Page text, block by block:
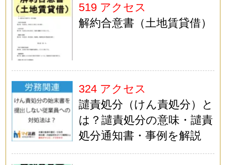
519 アクセス
解約合意書（土地賃貸借）
324 アクセス
譴責処分（けん責処分）と
は？譴責処分の意味・譴責
処分通知書・事例を解説